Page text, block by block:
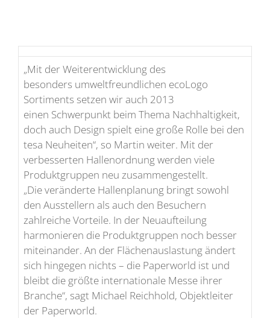
„Mit der Weiterentwicklung des
besonders umweltfreundlichen ecoLogo
Sortiments setzen wir auch 2013
einen Schwerpunkt beim Thema Nachhaltigkeit,
doch auch Design spielt eine große Rolle bei den
tesa Neuheiten“, so Martin weiter. Mit der
verbesserten Hallenordnung werden viele
Produktgruppen neu zusammengestellt.
„Die veränderte Hallenplanung bringt sowohl
den Ausstellern als auch den Besuchern
zahlreiche Vorteile. In der Neuaufteilung
harmonieren die Produktgruppen noch besser
miteinander. An der Flächenauslastung ändert
sich hingegen nichts – die Paperworld ist und
bleibt die größte internationale Messe ihrer
Branche“, sagt Michael Reichhold, Objektleiter
der Paperworld.